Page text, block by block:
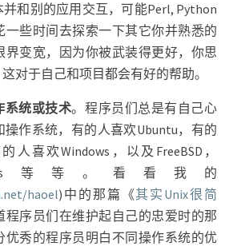
和别的应用交互，可能Perl, Python
一些时间去探索一下其它你并熟悉的
界变宽，因为你被武装得更好，你思
对于自己和项目都会有好的帮助。
系统或技术。程序员们总是有自己心
操作系统，有的人喜欢Ubuntu，有的
人喜欢Windows，以及FreeBSD，
等等。看看我的
haoel)中的那篇《其实Unix很简
程序员们在维护起自己的忠爱时的那
优秀的程序员明白不同操作系统的优